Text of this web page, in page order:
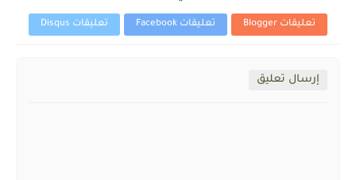
تعليقات Blogger تعليقات Facebook تعليقات Disqus
إرسال تعليق